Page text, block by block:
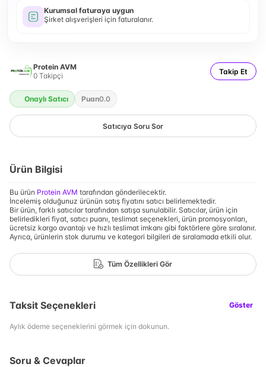
Kurumsal faturaya uygun
Şirket alışverişleri için faturalanır.
Protein AVM
0 Takipçi Takip Et
Onaylı Satıcı Puan0.0
Satıcıya Soru Sor
Ürün Bilgisi
Bu ürün Protein AVM tarafından gönderilecektir.
İncelemiş olduğunuz ürünün satış fiyatını satıcı belirlemektedir.
Bir ürün, farklı satıcılar tarafından satışa sunulabilir. Satıcılar, ürün için
belirledikleri fiyat, satıcı puanı, teslimat seçenekleri, ürün promosyonları,
ücretsiz kargo avantajı ve hızlı teslimat imkanı gibi faktörlere göre sıralanır.
Ayrıca, ürünlerin stok durumu ve kategori bilgileri de sıralamada etkili olur.
Tüm Özellikleri Gör
Taksit Seçenekleri Göster
Aylık ödeme seçeneklerini görmek için dokunun.
Soru & Cevaplar